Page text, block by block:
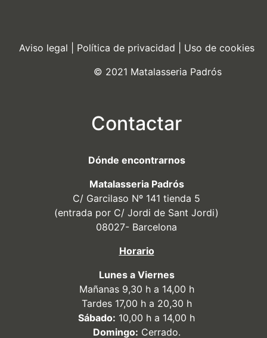
Aviso legal Política de privacidad
Uso de cookies
© 2021 Matalasseria Padrós
Contactar
Dónde encontrarnos
Matalasseria Padrós
C/ Garcilaso Nº 141 tienda 5
(entrada por C/ Jordi de Sant Jordi)
08027- Barcelona
Horario
Lunes a Viernes
Mañanas 9,30 h a 14,00 h
Tardes 17,00 h a 20,30 h
Sábado: 10,00 h a 14,00 h
Domingo: Cerrado.